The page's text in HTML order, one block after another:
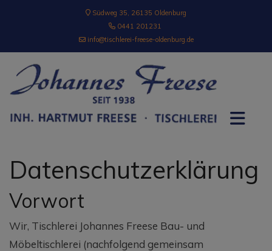
Südweg 35, 26135 Oldenburg
0441 201231
info@tischlerei-freese-oldenburg.de
Datenschutzerklärung
Vorwort
Wir, Tischlerei Johannes Freese Bau- und
Möbeltischlerei (nachfolgend gemeinsam